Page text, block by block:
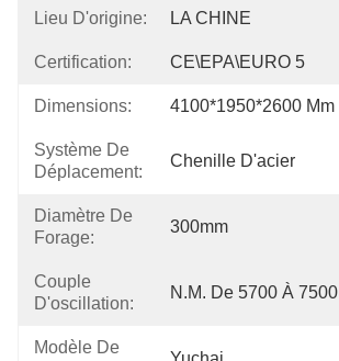
Lieu D'origine: LA CHINE
Certification: CE\EPA\EURO 5
Dimensions: 4100*1950*2600 Mm
Système De
Déplacement:
Chenille D'acier
Diamètre De
Forage:
300mm
Couple
D'oscillation:
N.m. De 5700 À 7500
Modèle De